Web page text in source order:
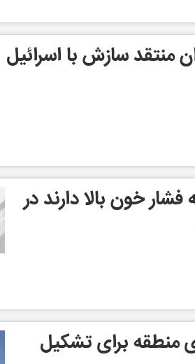
منتقد سازش با اسرائیل
خون بالا دارند در
منطقه برای تشکیل